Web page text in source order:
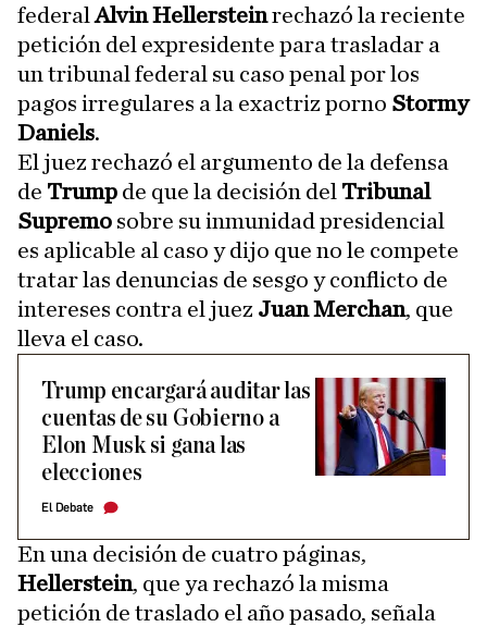
federalAlvin Hellersteinrechazó la reciente
petición del expresidente para trasladar a
un tribunal federal su caso penal por los
pagos irregulares a la exactriz porno Stormy
Daniels.
El juez rechazó el argumento de la defensa
de Trump de que la decisión del Tribunal
Supremo sobre su inmunidad presidencial
es aplicable al caso y dijo que no le compete
tratar las denuncias de sesgo y conflicto de
intereses contra el juez Juan Merchan, que
lleva el caso.
Trump encargará auditar las
cuentas de su Gobierno a
Elon Musk si gana las
elecciones
El Debate
En una decisión de cuatro páginas,
Hellerstein, que ya rechazó la misma
petición de traslado el año pasado, señala